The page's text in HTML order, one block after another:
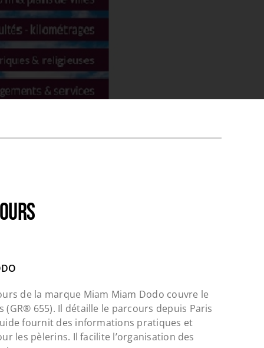
de la marque Miam Miam Dodo couvre le
(GR® 655). Il détaille le parcours depuis Paris
fournit des informations pratiques et
les pèlerins. Il facilite l’organisation des